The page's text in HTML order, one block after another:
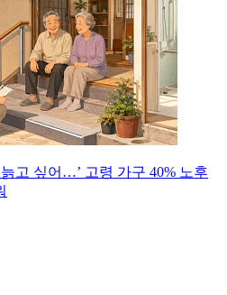
고 싶어…’ 고령 가구 40% 노후